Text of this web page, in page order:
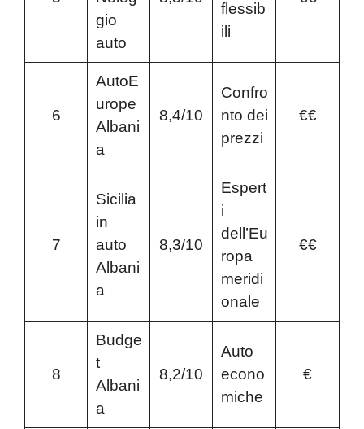
gio
auto
flessib
ili
6
AutoE
urope
Albani
a
8,4/10
Confro
nto dei
prezzi
€€
7
Sicilia
in
auto
Albani
a
8,3/10
Espert
i
dell’Eu
ropa
meridi
onale
€€
8
Budge
t
Albani
a
8,2/10
Auto
econo
miche
€